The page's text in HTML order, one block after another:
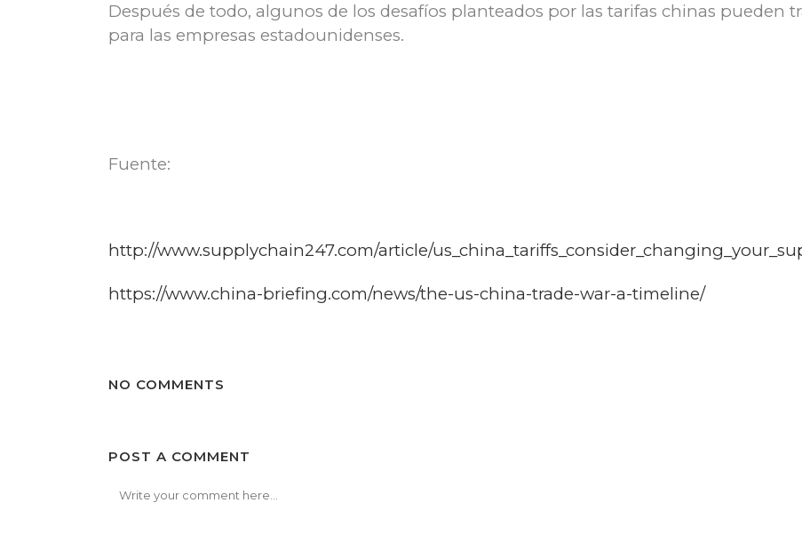
Después de todo, algunos de los desafíos planteados por las tarifas chinas pueden
para las empresas estadounidenses.
Fuente:
http://www.supplychain247.com/article/
https://www.china-briefing.com/news/the-us-china-trade-war-a-timeline/
NO COMMENTS
POST A COMMENT